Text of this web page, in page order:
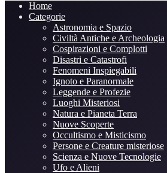
Home
Categorie
Astronomia e Spazio
Civiltà Antiche e Archeologia
Cospirazioni e Complotti
Disastri e Catastrofi
Fenomeni Inspiegabili
Ignoto e Paranormale
Leggende e Profezie
Luoghi Misteriosi
Natura e Pianeta Terra
Nuove Scoperte
Occultismo e Misticismo
Persone e Creature misteriose
Scienza e Nuove Tecnologie
Ufo e Alieni